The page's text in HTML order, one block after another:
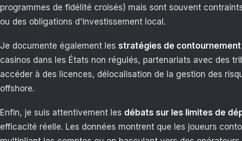
programmes de fidélité croisés) mais sont souvent
ou des obligations d'investissement local.
Je documente également les stratégies de contournement
casinos dans les États non régulés, partenariats avec des
accéder à des licences, délocalisation de la gestion des
offshore.
Enfin, je suis attentivement les débats sur les limites de
efficacité réelle. Les données montrent que les joueurs